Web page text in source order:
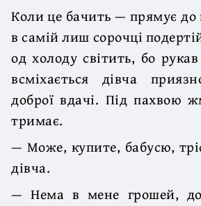
Коли це бачить — прямує до
в самій лиш сорочці
од холоду світить, бо
всміхається дівча
доброї вдачі. Під пахвою
тримає.
— Може, купите, бабусю,
дівча.
— Нема в мене грошей,